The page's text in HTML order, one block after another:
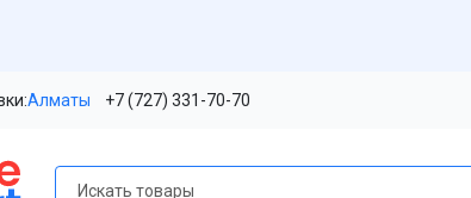
Алматы +7 (727) 331-70-70